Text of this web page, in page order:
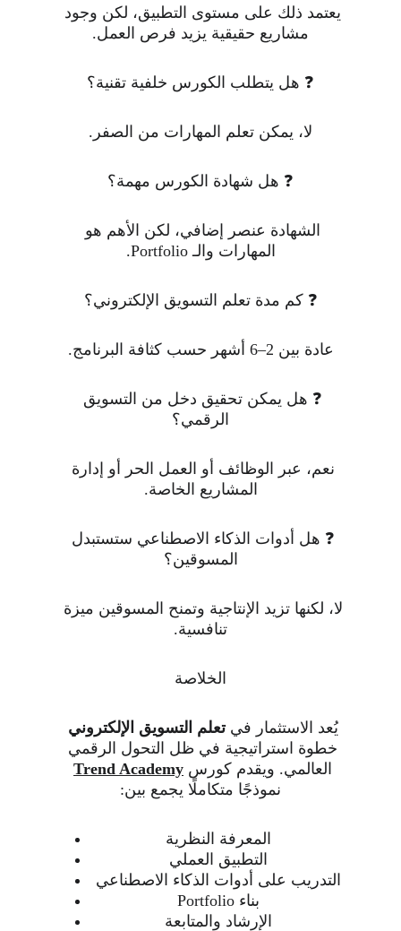
يعتمد ذلك على مستوى التطبيق، لكن وجود
مشاريع حقيقية يزيد فرص العمل.
❓ هل يتطلب الكورس خلفية تقنية؟
لا، يمكن تعلم المهارات من الصفر.
❓ هل شهادة الكورس مهمة؟
الشهادة عنصر إضافي، لكن الأهم هو
المهارات والـ Portfolio.
❓ كم مدة تعلم التسويق الإلكتروني؟
عادة بين 2–6 أشهر حسب كثافة البرنامج.
❓ هل يمكن تحقيق دخل من التسويق
الرقمي؟
نعم، عبر الوظائف أو العمل الحر أو إدارة
المشاريع الخاصة.
❓ هل أدوات الذكاء الاصطناعي ستستبدل
المسوقين؟
لا، لكنها تزيد الإنتاجية وتمنح المسوقين ميزة
تنافسية.
الخلاصة
يُعد الاستثمار في تعلم التسويق الإلكتروني
خطوة استراتيجية في ظل التحول الرقمي
العالمي. ويقدم كورس Trend Academy
نموذجًا متكاملًا يجمع بين:
المعرفة النظرية
التطبيق العملي
التدريب على أدوات الذكاء الاصطناعي
بناء Portfolio
الإرشاد والمتابعة